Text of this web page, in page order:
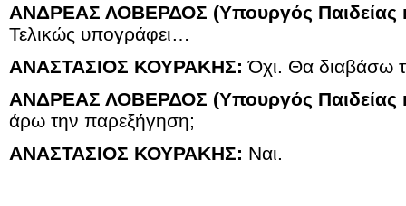
ΑΝΔΡΕΑΣ ΛΟΒΕΡΔΟΣ (Υπουργός Παιδείας
Τελικώς υπογράφει…
ΑΝΑΣΤΑΣΙΟΣ ΚΟΥΡΑΚΗΣ: Όχι. Θα διαβάσω
ΑΝΔΡΕΑΣ ΛΟΒΕΡΔΟΣ (Υπουργός Παιδείας
άρω την παρεξήγηση;
ΑΝΑΣΤΑΣΙΟΣ ΚΟΥΡΑΚΗΣ: Ναι.